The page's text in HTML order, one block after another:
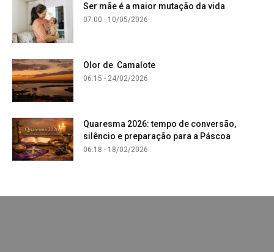
Ser mãe é a maior mutação da vida
07:00 - 10/05/2026
Olor de Camalote
06:15 - 24/02/2026
Quaresma 2026: tempo de conversão,
silêncio e preparação para a Páscoa
06:18 - 18/02/2026